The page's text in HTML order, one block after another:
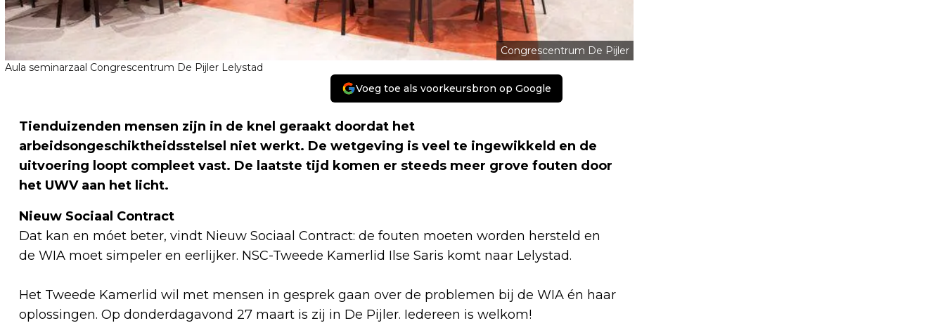
Congrescentrum De Pijler
Aula seminarzaal Congrescentrum De Pijler Lelystad
Voeg toe als voorkeursbron op Google
Tienduizenden mensen zijn in de knel geraakt doordat het
arbeidsongeschiktheidsstelsel niet werkt. De wetgeving is veel te ingewikkeld en de
uitvoering loopt compleet vast. De laatste tijd komen er steeds meer grove fouten door
het UWV aan het licht.
Nieuw Sociaal Contract
Dat kan en móet beter, vindt Nieuw Sociaal Contract: de fouten moeten worden hersteld en
de WIA moet simpeler en eerlijker. NSC-Tweede Kamerlid Ilse Saris komt naar Lelystad.
Het Tweede Kamerlid wil met mensen in gesprek gaan over de problemen bij de WIA én haar
oplossingen. Op donderdagavond 27 maart is zij in De Pijler. Iedereen is welkom!